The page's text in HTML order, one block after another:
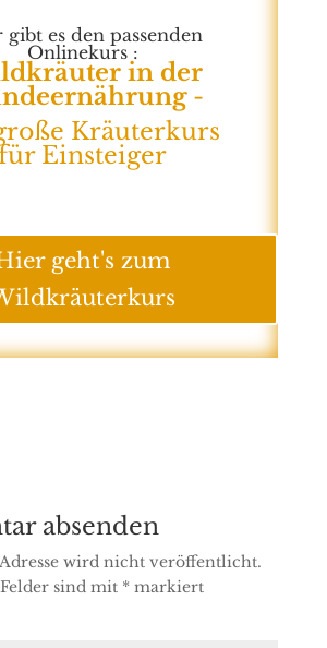
gibt es den passenden
Onlinekurs :
in der
-
Kräuterkurs
Einsteiger
geht's zum
absenden
wird nicht veröffentlicht.
sind mit *markiert